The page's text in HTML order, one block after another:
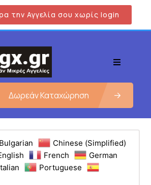
την Αγγελία σου χωρίς login
Δωρεάν Καταχώρηση
Bulgarian
Chinese (Simplified)
French
German
Portuguese